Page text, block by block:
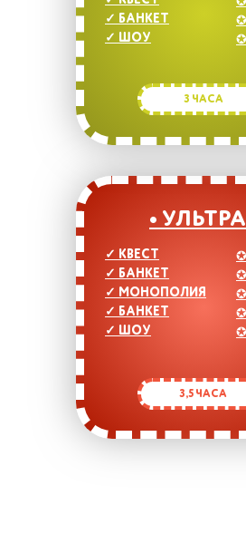
• УЛЬТРА
3,5 ЧАСА
✓ КВЕСТ
✓ БАНКЕТ
✓ МОНОПОЛИЯ
✓ БАНКЕТ
✓ ШОУ
✓ БАНКЕТ
✓ ШОУ
3 ЧАСА
✪
✪
✪
✪
✪
✪
✪